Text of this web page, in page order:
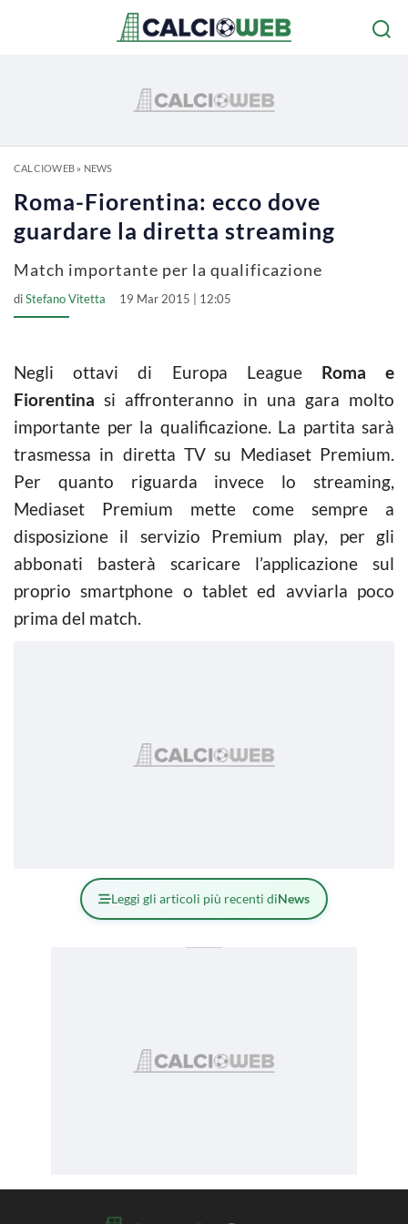
CALCIOWEB» NEWS
Roma-Fiorentina: ecco dove
guardare la diretta streaming
Match importante per la qualificazione
diStefano Vitetta 19 Mar 2015 | 12:05
Negli ottavi di Europa League Roma e
Fiorentina si affronteranno in una gara molto
importante per la qualificazione. La partita sarà
trasmessa in diretta TV su Mediaset Premium.
Per quanto riguarda invece lo streaming,
Mediaset Premium mette come sempre a
disposizione il servizio Premium play, per gli
abbonati basterà scaricare l’applicazione sul
proprio smartphone o tablet ed avviarla poco
prima del match.
Leggi gli articoli più recenti diNews